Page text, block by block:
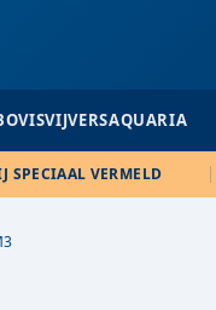
SPECIAAL VERMELD